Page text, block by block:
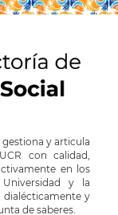
y articula
con calidad,
en los
y la
dialécticamente y
de saberes.